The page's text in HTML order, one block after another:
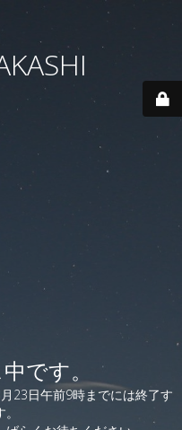
です。
23日午前9時までには終了す